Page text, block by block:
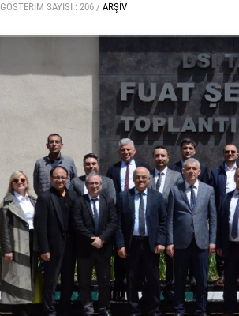
GÖSTERIM SAYISI : 206 / ARŞIV